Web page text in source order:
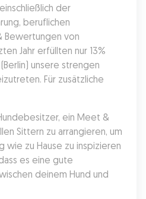
der
beruflichen
Bewertungen von
Jahr erfüllten nur 13%
unsere strengen
Für zusätzliche
ein Meet &
Sittern zu arrangieren, um
wie zu Hause zu inspizieren
es eine gute
deinem Hund und